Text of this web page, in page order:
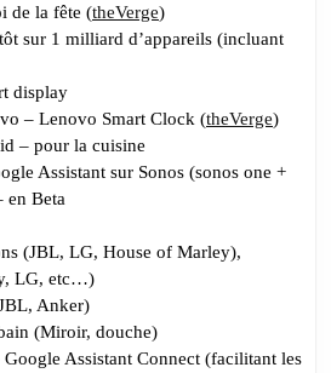
2019
de la fête (theVerge)
sur 1 milliard d’appareils (incluant
display
– Lenovo Smart Clock (theVerge)
– pour la cuisine
Assistant sur Sonos (sonos one +
en Beta
(JBL, LG, House of Marley),
LG, etc…)
Anker)
(Miroir, douche)
Google Assistant Connect (facilitant les